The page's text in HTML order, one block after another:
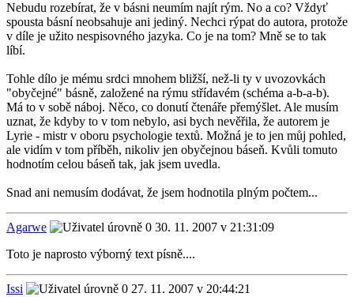
Nebudu rozebírat, že v básni neumím najít rým. No a co? Vždyť
spousta básní neobsahuje ani jediný. Nechci rýpat do autora, protože
v díle je užito nespisovného jazyka. Co je na tom? Mně se to tak
líbí.
Tohle dílo je mému srdci mnohem bližší, než-li ty v uvozovkách
"obyčejné" básně, založené na rýmu střídavém (schéma a-b-a-b).
Má to v sobě náboj. Něco, co donutí čtenáře přemýšlet. Ale musím
uznat, že kdyby to v tom nebylo, asi bych nevěřila, že autorem je
Lyrie - mistr v oboru psychologie textů. Možná je to jen můj pohled,
ale vidím v tom příběh, nikoliv jen obyčejnou báseň. Kvůli tomuto
hodnotím celou báseň tak, jak jsem uvedla.
Snad ani nemusím dodávat, že jsem hodnotila plným počtem...
Agarwe
30. 11. 2007 v 21:31:09
Toto je naprosto výborný text písně....
Issi
27. 11. 2007 v 20:44:21